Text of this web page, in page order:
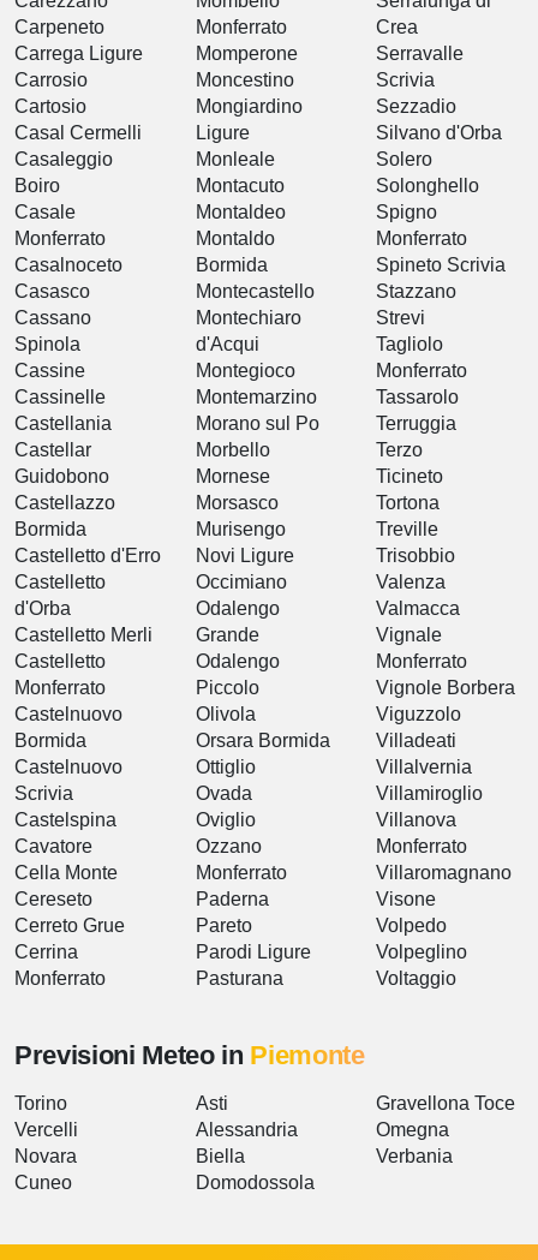
Carpeneto
Carrega Ligure
Carrosio
Cartosio
Casal Cermelli
Casaleggio
Boiro
Casale
Monferrato
Casalnoceto
Casasco
Cassano
Spinola
Cassine
Cassinelle
Castellania
Castellar
Guidobono
Castellazzo
Bormida
Castelletto d'Erro
Castelletto
d'Orba
Castelletto Merli
Castelletto
Monferrato
Castelnuovo
Bormida
Castelnuovo
Scrivia
Castelspina
Cavatore
Cella Monte
Cereseto
Cerreto Grue
Cerrina
Monferrato
Monferrato
Momperone
Moncestino
Mongiardino
Ligure
Monleale
Montacuto
Montaldeo
Montaldo
Bormida
Montecastello
Montechiaro
d'Acqui
Montegioco
Montemarzino
Morano sul Po
Morbello
Mornese
Morsasco
Murisengo
Novi Ligure
Occimiano
Odalengo
Grande
Odalengo
Piccolo
Olivola
Orsara Bormida
Ottiglio
Ovada
Oviglio
Ozzano
Monferrato
Paderna
Pareto
Parodi Ligure
Pasturana
Crea
Serravalle
Scrivia
Sezzadio
Silvano d'Orba
Solero
Solonghello
Spigno
Monferrato
Spineto Scrivia
Stazzano
Strevi
Tagliolo
Monferrato
Tassarolo
Terruggia
Terzo
Ticineto
Tortona
Treville
Trisobbio
Valenza
Valmacca
Vignale
Monferrato
Vignole Borbera
Viguzzolo
Villadeati
Villalvernia
Villamiroglio
Villanova
Monferrato
Villaromagnano
Visone
Volpedo
Volpeglino
Voltaggio
Previsioni Meteo in Piemonte
Torino
Vercelli
Novara
Cuneo
Asti
Alessandria
Biella
Domodossola
Gravellona Toce
Omegna
Verbania